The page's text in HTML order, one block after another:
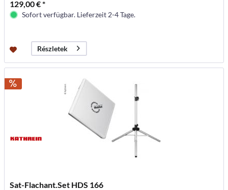
129,00 € *
Sofort verfügbar. Lieferzeit 2-4 Tage.
Részletek
Sat-Flachant.Set HDS 166